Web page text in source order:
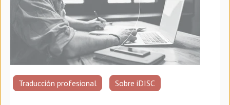
Traducción profesional Sobre iDISC